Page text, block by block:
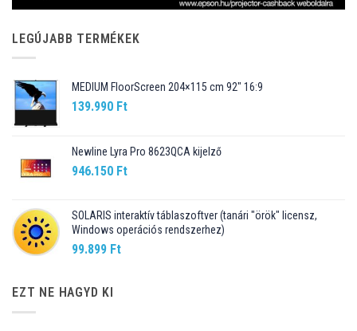
LEGÚJABB TERMÉKEK
MEDIUM FloorScreen 204×115 cm 92″ 16:9
139.990 Ft
Newline Lyra Pro 8623QCA kijelző
946.150 Ft
SOLARIS interaktív táblaszoftver (tanári "örök" licensz,
Windows operációs rendszerhez)
99.899 Ft
EZT NE HAGYD KI